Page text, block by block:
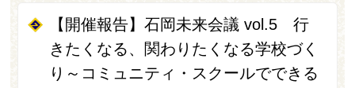
【開催報告】石岡未来会議 vol.5 行
きたくなる、関わりたくなる学校づく
り～コミュニティ・スクールでできる